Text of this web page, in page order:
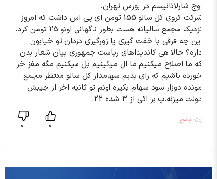
اوج شارلاتانیسم در بورس تهران.
شرکت کروی کل سالو 155 تومن ای پی اس داشت که امروز
نزدیک مجمع سالیانه هست بطور ناگهانی اونو 25 تومن کرد.
این چه فرقی با خفت گیری یا زورگیری دزدان تو خیابون
داره؟ حالا هی کاندیداهای ریاست جمهوری بیان شعار بدن
که ما اصلاح میکنیم ما ال میکینیم بل میکنیم مگه مغز خر
خورده باشیم که رای بدیم.سهامدار کل سالو منتظر مجمع
مونده دوزار سود سهام بکیره اونم تو ثانیه اخر از جیبش
دولت میزنه.پ بر ائی از 3 شده 22.
پاسخ
0
0